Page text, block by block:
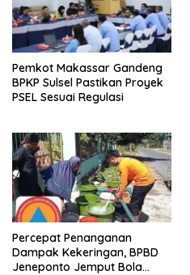
Pemkot Makassar Gandeng
BPKP Sulsel Pastikan Proyek
PSEL Sesuai Regulasi
Percepat Penanganan
Dampak Kekeringan, BPBD
Jeneponto Jemput Bola